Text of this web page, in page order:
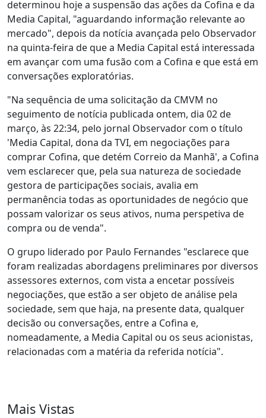
determinou hoje a suspensão das ações da Cofina e da
Media Capital, "aguardando informação relevante ao
mercado", depois da notícia avançada pelo Observador
na quinta-feira de que a Media Capital está interessada
em avançar com uma fusão com a Cofina e que está em
conversações exploratórias.
"Na sequência de uma solicitação da CMVM no
seguimento de notícia publicada ontem, dia 02 de
março, às 22:34, pelo jornal Observador com o título
'Media Capital, dona da TVI, em negociações para
comprar Cofina, que detém Correio da Manhã', a Cofina
vem esclarecer que, pela sua natureza de sociedade
gestora de participações sociais, avalia em
permanência todas as oportunidades de negócio que
possam valorizar os seus ativos, numa perspetiva de
compra ou de venda".
O grupo liderado por Paulo Fernandes "esclarece que
foram realizadas abordagens preliminares por diversos
assessores externos, com vista a encetar possíveis
negociações, que estão a ser objeto de análise pela
sociedade, sem que haja, na presente data, qualquer
decisão ou conversações, entre a Cofina e,
nomeadamente, a Media Capital ou os seus acionistas,
relacionadas com a matéria da referida notícia".
Mais Vistas